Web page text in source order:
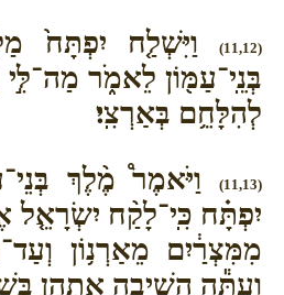
(11,12)
וַיִּשְׁלַ֤ח יִפְתָּח֙
בְּנֵֽי־עַמּ֖וֹן לֵאמֹ֑ר
לְהִלָּחֵ֥ם בְּאַרְצִֽי׃
(11,13)
וַיֹּאמֶר֩ מֶ֨לֶךְ
יִפְתָּ֗ח כִּֽי־לָקַ֨ח יִשְׂרָאֵ֤ל
מִמִּצְרַ֔יִם מֵאַרְנ֥וֹן
וְעַתָּ֕ה הָשִׁ֥יבָה אֶתְהֶ֖ן